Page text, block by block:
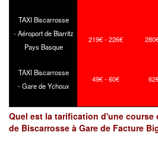
TAXI Biscarrosse
- Aéroport de Biarritz
Pays Basque
219€ - 226€
TAXI Biscarrosse
- Gare de Ychoux
49€ - 60€
Quel est la tarification d'une course
de Biscarrosse à Gare de Facture